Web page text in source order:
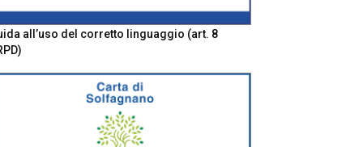
all’uso del corretto linguaggio (art. 8